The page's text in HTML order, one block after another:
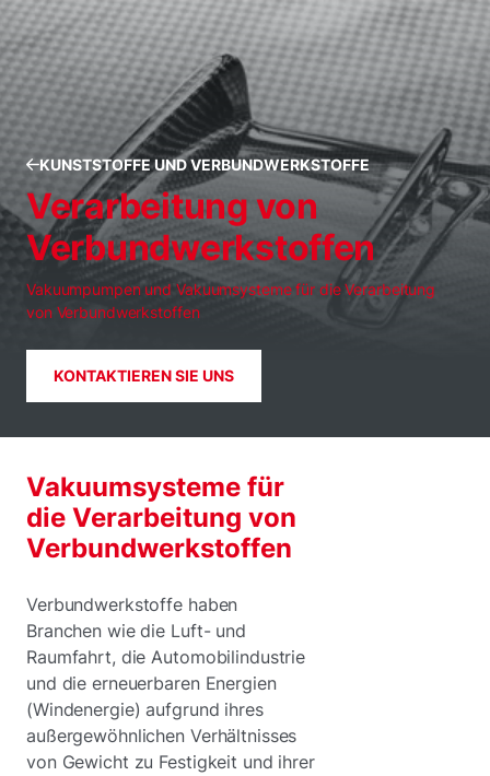
KUNSTSTOFFE UND VERBUNDWERKSTOFFE
Verarbeitung von
Verbundwerkstoffen
Vakuumpumpen und Vakuumsysteme für die Verarbeitung
von Verbundwerkstoffen
KONTAKTIEREN SIE UNS
Vakuumsysteme für
die Verarbeitung von
Verbundwerkstoffen
Verbundwerkstoffe haben
Branchen wie die Luft- und
Raumfahrt, die Automobilindustrie
und die erneuerbaren Energien
(Windenergie) aufgrund ihres
außergewöhnlichen Verhältnisses
von Gewicht zu Festigkeit und ihrer